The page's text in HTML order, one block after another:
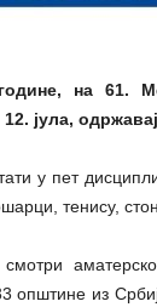
на 61.
јула,
у пет
тенису,
општине из